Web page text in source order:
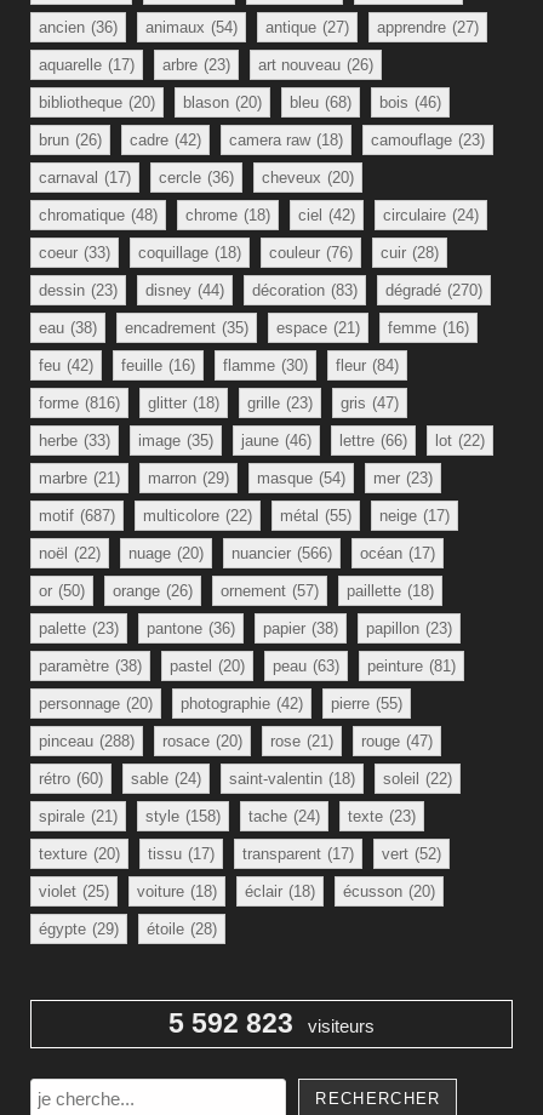
ancien (36) animaux (54) antique (27) apprendre (27)
aquarelle (17) arbre (23) art nouveau (26)
bibliotheque (20) blason (20) bleu (68) bois (46)
brun (26) cadre (42) camera raw (18) camouflage (23)
carnaval (17) cercle (36) cheveux (20)
chromatique (48) chrome (18) ciel (42) circulaire (24)
coeur (33) coquillage (18) couleur (76) cuir (28)
dessin (23) disney (44) décoration (83) dégradé (270)
eau (38) encadrement (35) espace (21) femme (16)
feu (42) feuille (16) flamme (30) fleur (84)
forme (816) glitter (18) grille (23) gris (47)
herbe (33) image (35) jaune (46) lettre (66) lot (22)
marbre (21) marron (29) masque (54) mer (23)
motif (687) multicolore (22) métal (55) neige (17)
noël (22) nuage (20) nuancier (566) océan (17)
or (50) orange (26) ornement (57) paillette (18)
palette (23) pantone (36) papier (38) papillon (23)
paramètre (38) pastel (20) peau (63) peinture (81)
personnage (20) photographie (42) pierre (55)
pinceau (288) rosace (20) rose (21) rouge (47)
rétro (60) sable (24) saint-valentin (18) soleil (22)
spirale (21) style (158) tache (24) texte (23)
texture (20) tissu (17) transparent (17) vert (52)
violet (25) voiture (18) éclair (18) écusson (20)
égypte (29) étoile (28)
5 592 823 visiteurs
Rechercher
RECHERCHER